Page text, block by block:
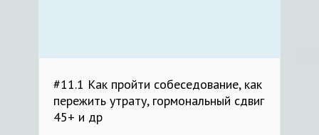
#11.1 Как пройти собеседование, как
пережить утрату, гормональный сдвиг
45+ и др